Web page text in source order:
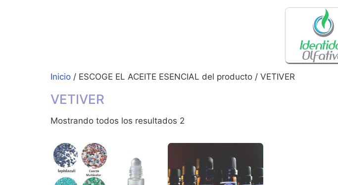
Inicio / ESCOGE EL ACEITE ESENCIAL del producto / VETIVER
VETIVER
Mostrando todos los resultados 2